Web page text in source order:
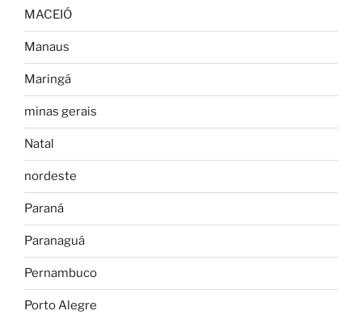
MACEIÓ
Manaus
Maringá
minas gerais
Natal
nordeste
Paraná
Paranaguá
Pernambuco
Porto Alegre